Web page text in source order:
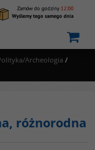
Archeologia /
różnorodna